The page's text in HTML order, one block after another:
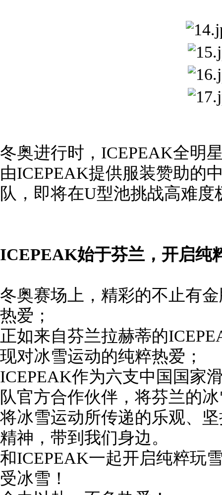
冬奥进行时，ICEPEAK全明
由ICEPEAK提供服装赞助的
队，即将在U型池挑战高难
ICEPEAK始于芬兰，开启纯
冬奥赛场上，精彩的不止有
热爱；
正如来自芬兰拉赫蒂的
现对冰雪运动的纯粹热爱；
ICEPEAK作为六支中国国家
队官方合作伙伴，将芬兰的
将冰雪运动所传递的乐观、
精神，带到我们身边。
和ICEPEAK一起开启纯粹玩
受冰雪！